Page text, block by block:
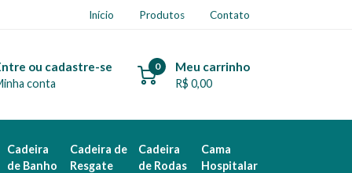
Início Produtos Contato
ou cadastre-se
conta
0 Meu carrinho
R$ 0,00
Cadeira
de Banho
Cadeira de
Resgate
Cadeira
de Rodas
Cama
Hospitalar